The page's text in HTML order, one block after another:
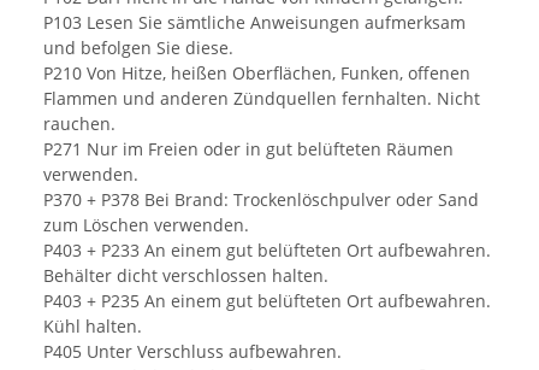
P103 Lesen Sie sämtliche Anweisungen aufmerksam
und befolgen Sie diese.
P210 Von Hitze, heißen Oberflächen, Funken, offenen
Flammen und anderen Zündquellen fernhalten. Nicht
rauchen.
P271 Nur im Freien oder in gut belüfteten Räumen
verwenden.
P370 + P378 Bei Brand: Trockenlöschpulver oder Sand
zum Löschen verwenden.
P403 + P233 An einem gut belüfteten Ort aufbewahren.
Behälter dicht verschlossen halten.
P403 + P235 An einem gut belüfteten Ort aufbewahren.
Kühl halten.
P405 Unter Verschluss aufbewahren.